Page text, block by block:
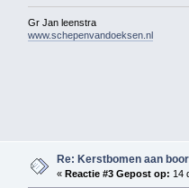
Gr Jan leenstra
www.schepenvandoeksen.nl
Re: Kerstbomen aan
« Reactie #3 Gepost op: 14